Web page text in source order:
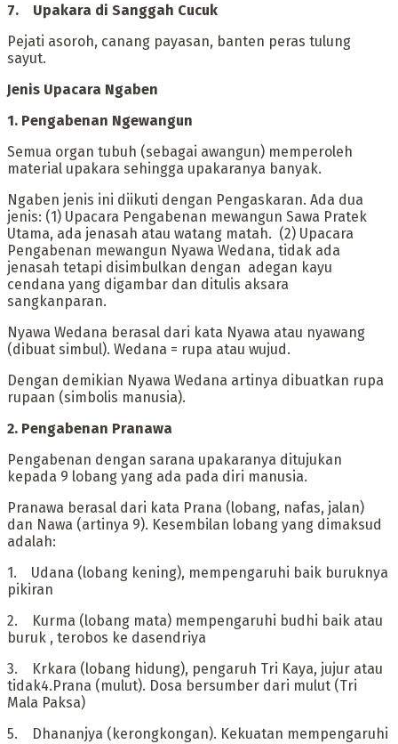
‎7. Upakara di Sanggah Cucuk
‎Pejati asoroh, canang payasan, banten peras tulung
sayut.
‎Jenis Upacara Ngaben
1. ‎Pengabenan Ngewangun
‎Semua organ tubuh (sebagai awangun) memperoleh
material upakara sehingga upakaranya banyak.
Ngaben jenis ini diikuti dengan Pengaskaran. Ada dua
jenis: (1) Upacara Pengabenan mewangun Sawa Pratek
Utama, ada jenasah atau watang matah. (2) Upacara
Pengabenan mewangun Nyawa Wedana, tidak ada
jenasah tetapi disimbulkan dengan adegan kayu
cendana yang digambar dan ditulis aksara
sangkanparan.
Nyawa Wedana berasal dari kata Nyawa atau nyawang
(dibuat simbul). Wedana = rupa atau wujud.
Dengan demikian Nyawa Wedana artinya dibuatkan rupa
rupaan (simbolis manusia).
2. ‎Pengabenan Pranawa
‎Pengabenan dengan sarana upakaranya ditujukan
kepada 9 lobang yang ada pada diri manusia.
Pranawa berasal dari kata Prana (lobang, nafas, jalan)
dan Nawa (artinya 9). Kesembilan lobang yang dimaksud
adalah:
‎1. Udana (lobang kening), mempengaruhi baik buruknya
pikiran
‎2. Kurma (lobang mata) mempengaruhi budhi baik atau
buruk , terobos ke dasendriya
‎3. Krkara (lobang hidung), pengaruh Tri Kaya, jujur atau
tidak4.Prana (mulut). Dosa bersumber dari mulut (Tri
Mala Paksa)
‎5. Dhananjya (kerongkongan). Kekuatan mempengaruhi